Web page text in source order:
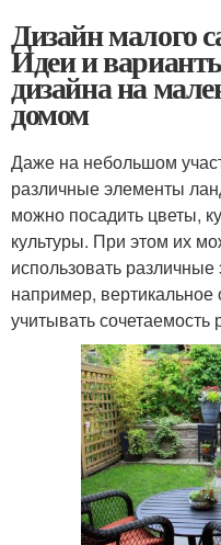
Дизайн малого
Идеи и
дизайна на
домом
Даже на небольшом
различные элементы
можно посадить цветы,
культуры. При этом их
использовать
например,
учитывать